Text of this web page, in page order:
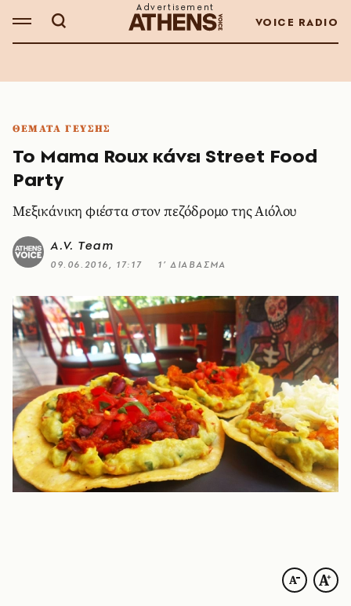
VOICE RADIO
ΘΕΜΑΤΑ ΓΕΥΣΗΣ
Το Mama Roux κάνει Street Food
Party
Μεξικάνικη φιέστα στον πεζόδρομο της Αιόλου
A.V. Team
09.06.2016, 17:17 1’ ΔΙΑΒΑΣΜΑ